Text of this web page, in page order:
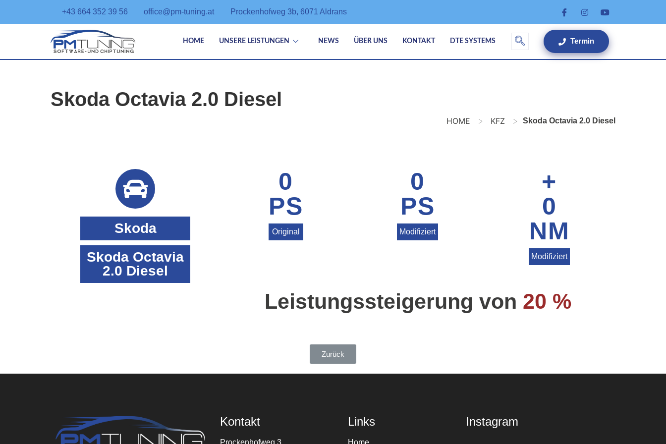
+43 664 352 39 56 office@pm-tuning.at Prockenhofweg 3b, 6071 Aldrans
HOME UNSERE LEISTUNGEN NEWS ÜBER UNS KONTAKT DTE SYSTEMS Termin
Skoda Octavia 2.0 Diesel
HOME > KFZ > Skoda Octavia 2.0 Diesel
Skoda
Skoda Octavia
2.0 Diesel
0
PS
Original
0
PS
Modifiziert
+
0
NM
Modifiziert
Leistungssteigerung von 20 %
Zurück
Kontakt
Prockenhofweg 3
Links
Home
Instagram